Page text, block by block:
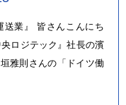
送業』 皆さんこんにち
ロジテック』社長の濱
雅則さんの「ドイツ働